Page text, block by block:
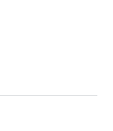
centraal
onvergetelijke